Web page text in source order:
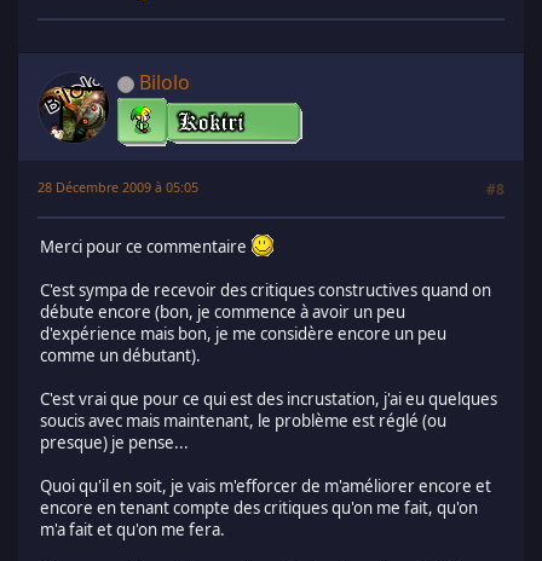
Bilolo
28 Décembre 2009 à 05:05 #8
Merci pour ce commentaire
C'est sympa de recevoir des critiques constructives quand on
débute encore (bon, je commence à avoir un peu
d'expérience mais bon, je me considère encore un peu
comme un débutant).
C'est vrai que pour ce qui est des incrustation, j'ai eu quelques
soucis avec mais maintenant, le problème est réglé (ou
presque) je pense...
Quoi qu'il en soit, je vais m'efforcer de m'améliorer encore et
encore en tenant compte des critiques qu'on me fait, qu'on
m'a fait et qu'on me fera.